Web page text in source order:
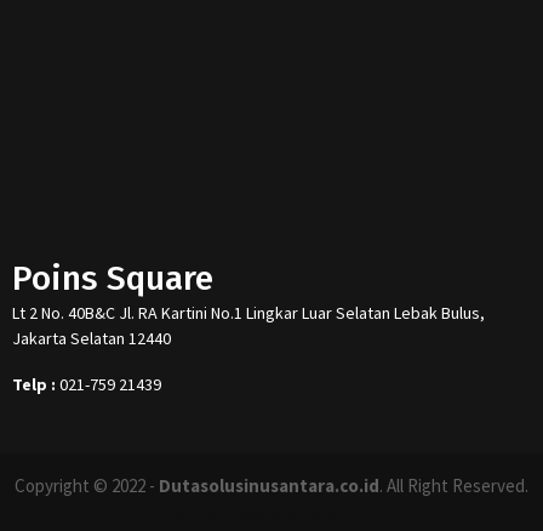
Poins Square
Lt 2 No. 40B&C Jl. RA Kartini No.1 Lingkar Luar Selatan Lebak Bulus,
Jakarta Selatan 12440
Telp : 021-759 21439
Copyright © 2022 - Dutasolusinusantara.co.id. All Right Reserved.